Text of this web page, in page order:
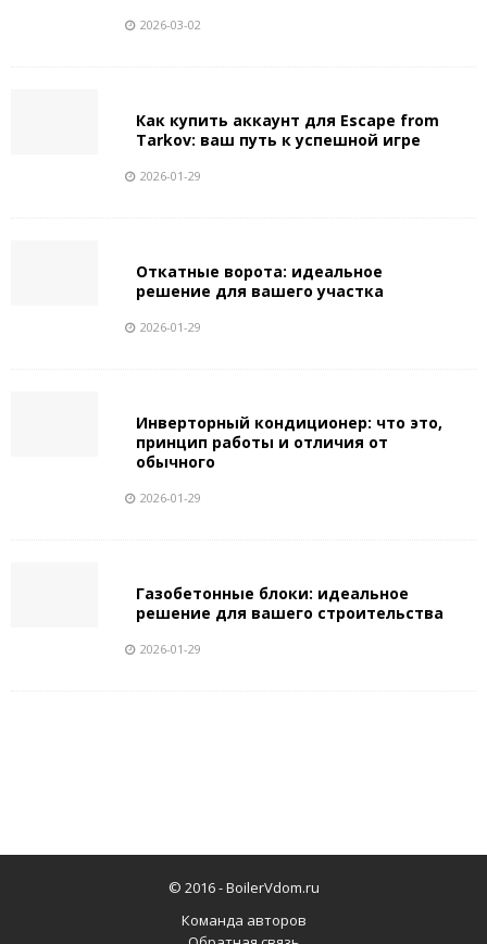
2026-03-02
Как купить аккаунт для Escape from
Tarkov: ваш путь к успешной игре
2026-01-29
Откатные ворота: идеальное
решение для вашего участка
2026-01-29
Инверторный кондиционер: что это,
принцип работы и отличия от
обычного
2026-01-29
Газобетонные блоки: идеальное
решение для вашего строительства
2026-01-29
© 2016 -BoilerVdom.ru
Команда авторов